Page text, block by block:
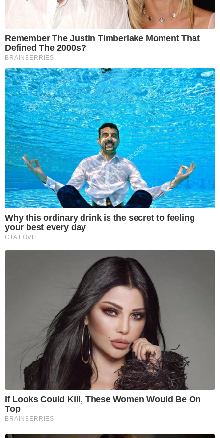
Remember The Justin Timberlake Moment That
Defined The 2000s?
BRAINBERRIES
Why this ordinary drink is the secret to feeling
your best every day
CTA LOVE
If Looks Could Kill, These Women Would Be On
Top
BRAINBERRIES